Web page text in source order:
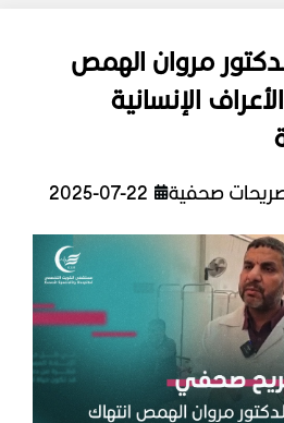
مروان الهمص
الإنسانية
صحفية
2025-07-22